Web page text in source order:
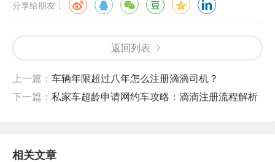
分享给朋友：
返回列表
上一篇： 车辆年限超过八年怎么注册滴滴司机？
下一篇： 私家车超龄申请网约车攻略：滴滴注册流程解析
相关文章